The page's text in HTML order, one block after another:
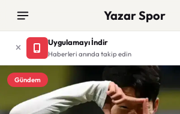
Yazar Spor
Uygulamayı İndir
Haberleri anında takip edin
Gündem